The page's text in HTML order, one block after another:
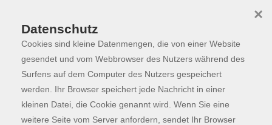
Skip to main content
Programm
Der Kurs konnte nicht gefunden werden.
Datenschutz
Cookies sind kleine Datenmengen, die von einer Website
gesendet und vom Webbrowser des Nutzers während des
Surfens auf dem Computer des Nutzers gespeichert
werden. Ihr Browser speichert jede Nachricht in einer
kleinen Datei, die Cookie genannt wird. Wenn Sie eine
weitere Seite vom Server anfordern, sendet Ihr Browser
×